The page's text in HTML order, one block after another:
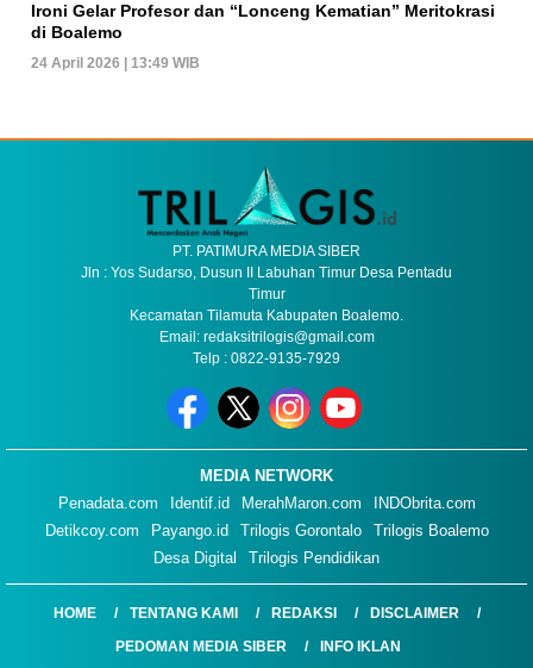
Ironi Gelar Profesor dan “Lonceng Kematian” Meritokrasi
di Boalemo
24 April 2026 | 13:49 WIB
PT. PATIMURA MEDIA SIBER
Jln : Yos Sudarso, Dusun II Labuhan Timur Desa Pentadu
Timur
Kecamatan Tilamuta Kabupaten Boalemo.
Email: redaksitrilogis@gmail.com
Telp : 0822-9135-7929
MEDIA NETWORK
Penadata.com
Identif.id MerahMaron.com
INDObrita.com
Detikcoy.com
Payango.id Trilogis Gorontalo
Trilogis Boalemo
Desa Digital
Trilogis Pendidikan
HOME TENTANG KAMI REDAKSI
DISCLAIMER
PEDOMAN MEDIA SIBER
INFO IKLAN